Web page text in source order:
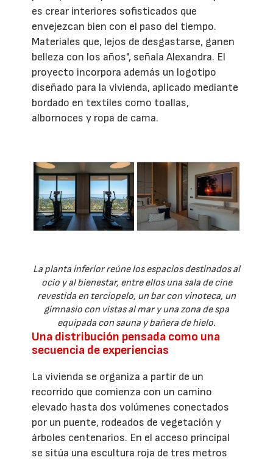
es crear interiores sofisticados que
envejezcan bien con el paso del tiempo.
Materiales que, lejos de desgastarse, ganen
belleza con los años", señala Alexandra. El
proyecto incorpora además un logotipo
diseñado para la vivienda, aplicado mediante
bordado en textiles como toallas,
albornoces y ropa de cama.
La planta inferior reúne los espacios destinados al
ocio y al bienestar, entre ellos una sala de cine
revestida en terciopelo, un bar con vinoteca, un
gimnasio con vistas al mar y una zona de spa
equipada con sauna y bañera de hielo.
Una distribución pensada como una
secuencia de experiencias
La vivienda se organiza a partir de un
recorrido que comienza con un camino
elevado hasta dos volúmenes conectados
por un puente, rodeados de vegetación y
árboles centenarios. En el acceso principal
se sitúa una escultura roja de tres metros